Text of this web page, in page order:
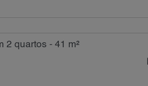
2 quartos - 41 m²